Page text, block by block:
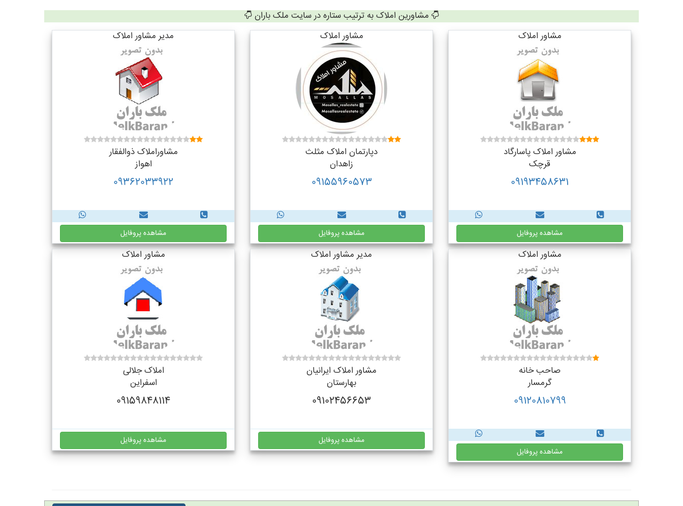
مشاورین املاک به ترتیب ستاره در سایت ملک باران
مشاور املاک
مشاور املاک پاسارگاد
قرچک
09193458631
مشاهده پروفایل
مشاور املاک
دپارتمان املاک مثلث
زاهدان
09155960573
مشاهده پروفایل
مدیر مشاور املاک
مشاوراملاک ذوالفقار
اهواز
09362033922
مشاهده پروفایل
مشاور املاک
صاحب خانه
گرمسار
09120810799
مشاهده پروفایل
مدیر مشاور املاک
مشاور املاک ایرانیان
بهارستان
09102456653
مشاهده پروفایل
مشاور املاک
املاک جلالی
اسفراین
09159848114
مشاهده پروفایل